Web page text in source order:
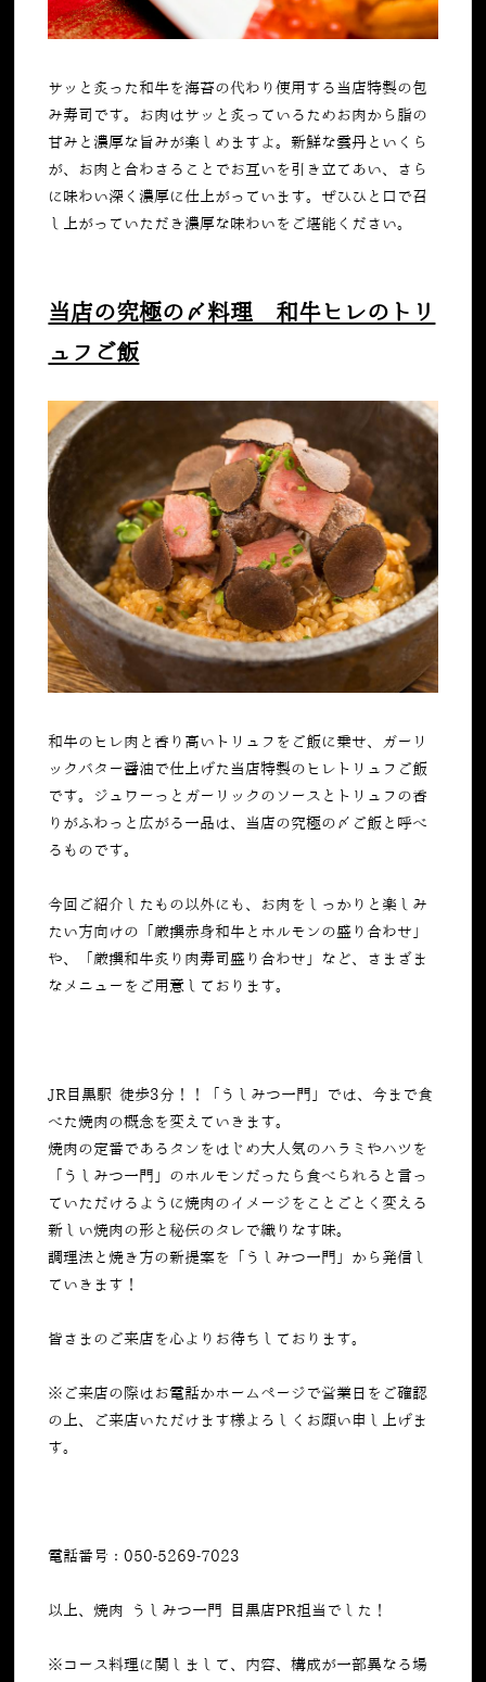
サッと炙った和牛を海苔の代わり使用する当店特製の包
み寿司です。お肉はサッと炙っているためお肉から脂の
甘みと濃厚な旨みが楽しめますよ。新鮮な雲丹といくら
が、お肉と合わさることでお互いを引き立てあい、さら
に味わい深く濃厚に仕上がっています。ぜひひと口で召
し上がっていただき濃厚な味わいをご堪能ください。
当店の究極の〆料理 和牛ヒレのトリ
ュフご飯
和牛のヒレ肉と香り高いトリュフをご飯に乗せ、ガーリ
ックバター醤油で仕上げた当店特製のヒレトリュフご飯
です。ジュワーっとガーリックのソースとトリュフの香
りがふわっと広がる一品は、当店の究極の〆ご飯と呼べ
るものです。
今回ご紹介したもの以外にも、お肉をしっかりと楽しみ
たい方向けの「厳撰赤身和牛とホルモンの盛り合わせ」
や、「厳撰和牛炙り肉寿司盛り合わせ」など、さまざま
なメニューをご用意しております。
JR目黒駅 徒歩3分！！「うしみつ一門」では、今まで食
べた焼肉の概念を変えていきます。
焼肉の定番であるタンをはじめ大人気のハラミやハツを
「うしみつ一門」のホルモンだったら食べられると言っ
ていただけるように焼肉のイメージをことごとく変える
新しい焼肉の形と秘伝のタレで織りなす味。
調理法と焼き方の新提案を「うしみつ一門」から発信し
ていきます！
皆さまのご来店を心よりお待ちしております。
※ご来店の際はお電話かホームページで営業日をご確認
の上、ご来店いただけます様よろしくお願い申し上げま
す。
電話番号：050-5269-7023
以上、焼肉 うしみつ一門 目黒店PR担当でした！
※コース料理に関しまして、内容、構成が一部異なる場